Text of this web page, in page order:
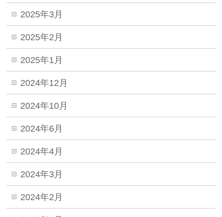
2025年3月
2025年2月
2025年1月
2024年12月
2024年10月
2024年6月
2024年4月
2024年3月
2024年2月